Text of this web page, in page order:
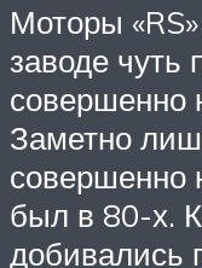
Моторы
заводе чуть
совершенно
Заметно
совершенно
был в 80-х.
добивались